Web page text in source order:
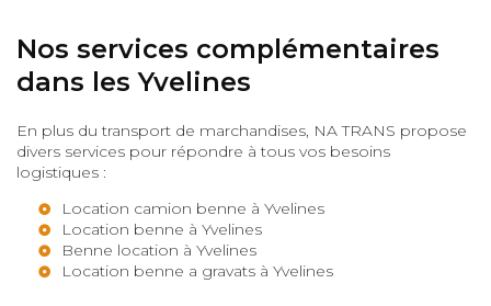
Nos services complémentaires
dans les Yvelines
En plus du transport de marchandises, NA TRANS propose
divers services pour répondre à tous vos besoins
logistiques :
Location camion benne à Yvelines
Location benne à Yvelines
Benne location à Yvelines
Location benne a gravats à Yvelines